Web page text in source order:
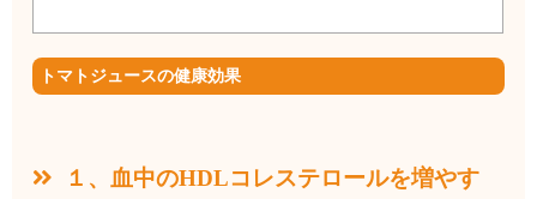
トマトジュースの健康効果
１、血中のHDLコレステロールを増やす